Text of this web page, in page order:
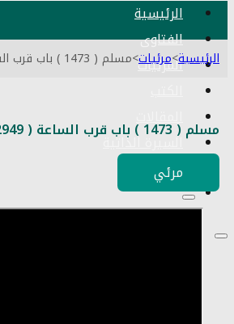
الرئيسية
الفتاوى
المرئيات
السيرة الذاتية
اتصل بنا
الرئيسية>مرئيات>مسلم ( 1473 ) باب قرب الساعة ( 2949-2954 ) الشيخ مصطفى العدوي تاريخ 2 3 2025
مسلم ( 1473 ) باب قرب الساعة ( 2949-2954 ) الشيخ مصطفى العدوي تاريخ 2 3 2025
مرئي